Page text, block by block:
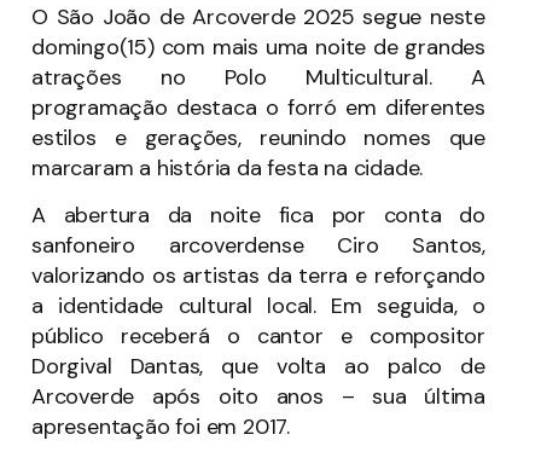
O São João de Arcoverde 2025 segue neste
domingo(15) com mais uma noite de grandes
atrações no Polo Multicultural. A
programação destaca o forró em diferentes
estilos e gerações, reunindo nomes que
marcaram a história da festa na cidade.
A abertura da noite fica por conta do
sanfoneiro arcoverdense Ciro Santos,
valorizando os artistas da terra e reforçando
a identidade cultural local. Em seguida, o
público receberá o cantor e compositor
Dorgival Dantas, que volta ao palco de
Arcoverde após oito anos – sua última
apresentação foi em 2017.